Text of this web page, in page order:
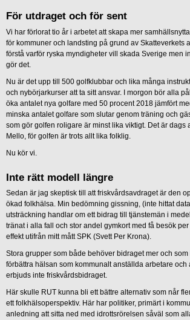
För utdraget och för sent
Vi har förlorat tio år i arbetet att skapa mer
för kommuner och landsting på grund av Skatteverkets
förstå varför ryska myndigheter vill skada Sverige men
gör det.
Nu är det upp till 500 golfklubbar och lika många
och nybörjarkurser att ta sitt ansvar. I morgon bör alla
öka antalet nya golfare med 50 procent 2018 jämfört
minska antalet golfare som slutar genom träning och
som gör golfen roligare är minst lika viktigt. Det är dags
Mello, för golfen är trots allt lika folklig.
Nu kör vi.
Inte rätt modell längre
Sedan är jag skeptisk till att friskvårdsavdraget är den
ökad folkhälsa. Min bedömning gissning, (inte hittat
utsträckning handlar om ett bidrag till tjänstemän i
tränat i alla fall och stor andel gymkort med få besök
effekt utifrån mitt mått SPK (Svett Per Krona).
Stora grupper som både behöver bidraget mer och
förbättra hälsan som kommunalt anställda arbetare
erbjuds inte friskvårdsbidraget.
Här skulle RUT kunna bli ett bättre alternativ som når
ett folkhälsoperspektiv. Här har politiker, primärt i
anledning att sitta ned med idrottsrörelsen såväl som